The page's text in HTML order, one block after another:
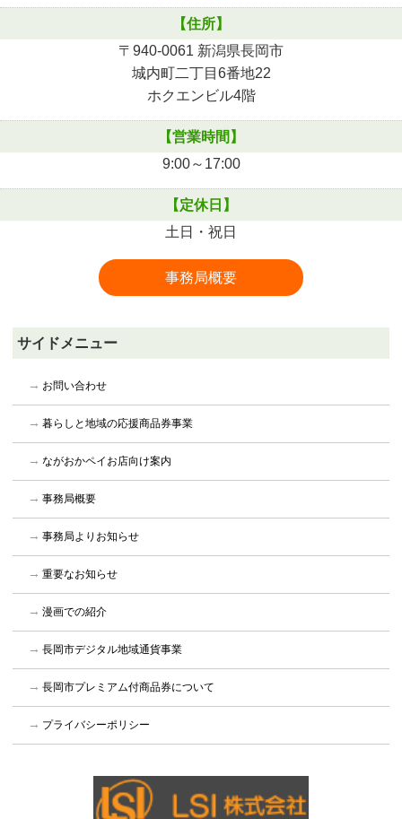
【住所】
〒940-0061 新潟県長岡市
城内町二丁目6番地22
ホクエンビル4階
【営業時間】
9:00～17:00
【定休日】
土日・祝日
事務局概要
サイドメニュー
お問い合わせ
暮らしと地域の応援商品券事業
ながおかペイお店向け案内
事務局概要
事務局よりお知らせ
重要なお知らせ
漫画での紹介
長岡市デジタル地域通貨事業
長岡市プレミアム付商品券について
プライバシーポリシー